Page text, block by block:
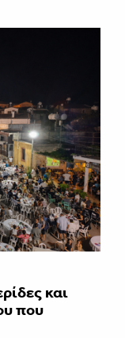
και
που